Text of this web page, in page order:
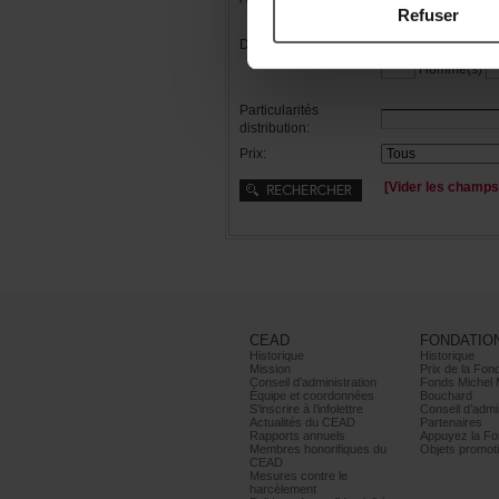
Refuser
Distribution: Femme(s)
Homme(s)
Particularités
distribution:
Prix:
CEAD
Historique
Mission
Conseild’administration
Équipeetcoordonnées
S’inscrireàl’infolettre
ActualitésduCEAD
Rapportsannuels
Membreshonorifiquesdu
CEAD
Mesurescontrele
harcèlement
Historique
Bouchard
Partenaires